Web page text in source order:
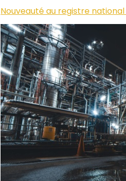
Nouveauté au registre